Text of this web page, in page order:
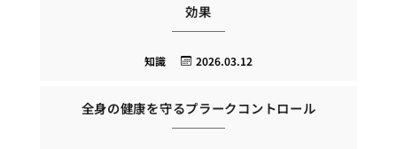
効果
2026.03.12
知識
全身の健康を守るプラークコントロール